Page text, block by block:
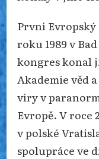
První
roku 1989 v
kongres konal
Akademie věd
víry v
Evropě. V roce
v polské
spolupráce ve